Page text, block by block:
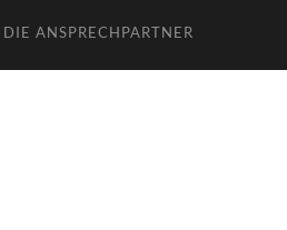
DIE ANSPRECHPARTNER